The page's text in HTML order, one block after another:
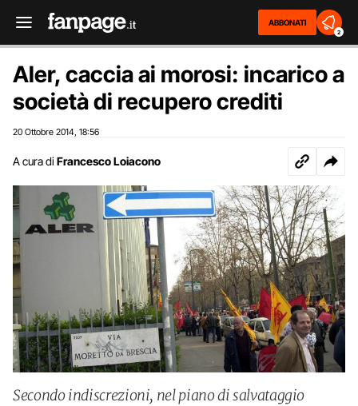
ABBONATI
2
Aler, caccia ai morosi: incarico a
società di recupero crediti
20 Ottobre 2014 18:56
A cura di Francesco Loiacono
Secondo indiscrezioni, nel piano di salvataggio